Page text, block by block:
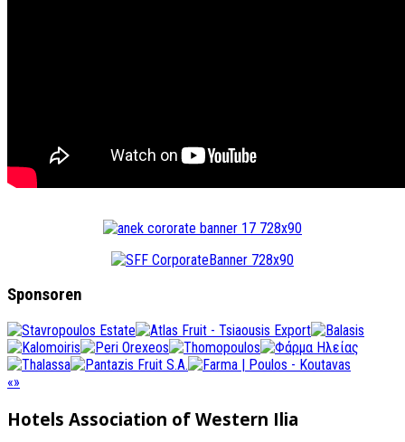
Sponsoren
«»
Hotels Association of Western Ilia